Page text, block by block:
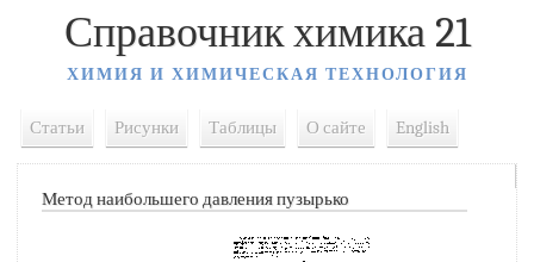
Справочник химика 21
ХИМИЯ И ХИМИЧЕСКАЯ ТЕХНОЛОГИЯ
Статьи Рисунки Таблицы О сайте English
Метод наибольшего давления пузырько